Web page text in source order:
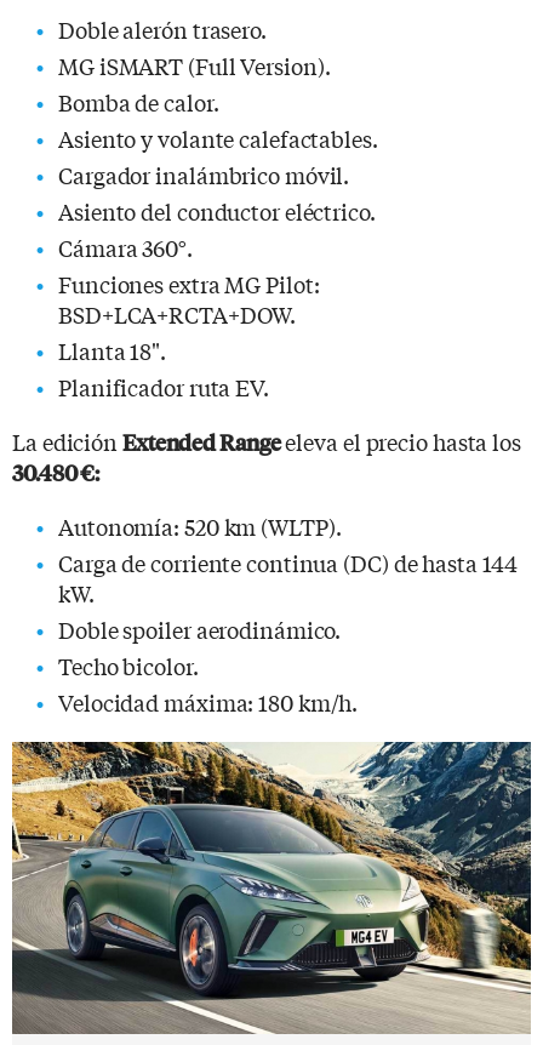
Doble alerón trasero.
MG iSMART (Full Version).
Bomba de calor.
Asiento y volante calefactables.
Cargador inalámbrico móvil.
Asiento del conductor eléctrico.
Cámara 360°.
Funciones extra MG Pilot:
BSD+LCA+RCTA+DOW.
Llanta 18".
Planificador ruta EV.
La edición Extended Rangeeleva el precio hasta los
30.480 €:
Autonomía: 520 km (WLTP).
Carga de corriente continua (DC) de hasta 144
kW.
Doble spoiler aerodinámico.
Techo bicolor.
Velocidad máxima: 180 km/h.